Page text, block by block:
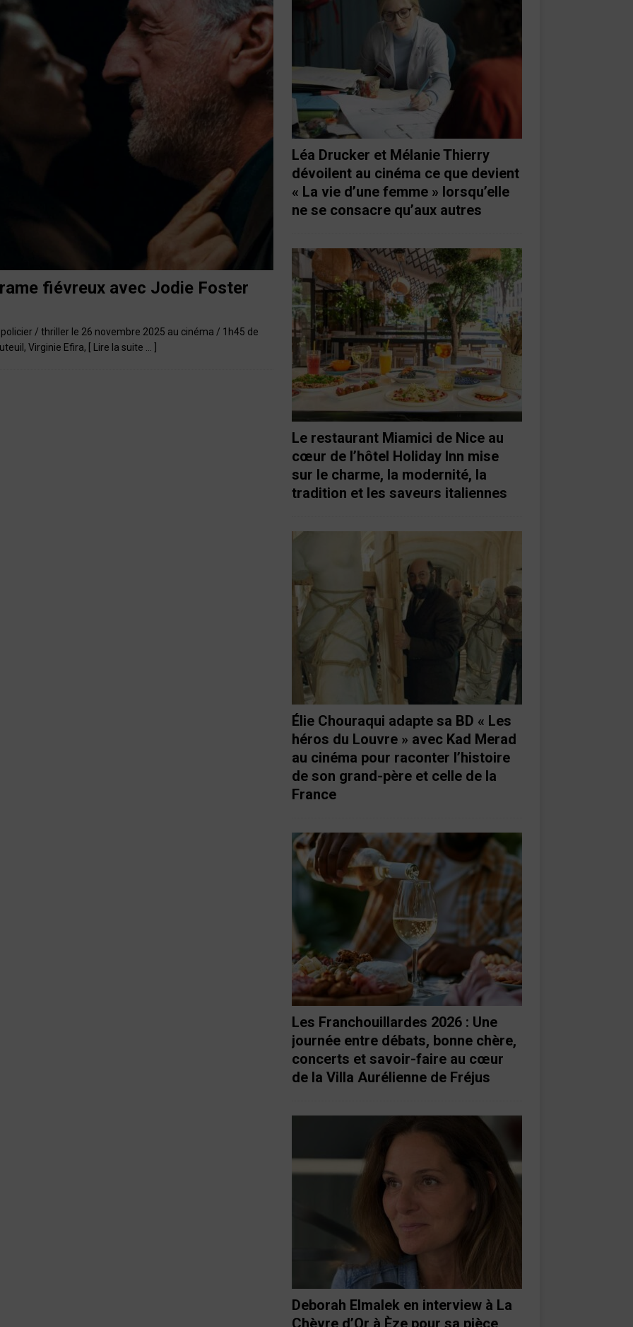
fiévreux avec Jodie Foster
/ thriller le 26 novembre 2025 au cinéma / 1h45 de
Virginie Efira,
[ Lire la suite … ]
Léa Drucker et Mélanie Thierry
dévoilent au cinéma ce que devient
« La vie d’une femme » lorsqu’elle
ne se consacre qu’aux autres
Le restaurant Miamici de Nice au
cœur de l’hôtel Holiday Inn mise
sur le charme, la modernité, la
tradition et les saveurs italiennes
Élie Chouraqui adapte sa BD « Les
héros du Louvre » avec Kad Merad
au cinéma pour raconter l’histoire
de son grand-père et celle de la
France
Les Franchouillardes 2026 : Une
journée entre débats, bonne chère,
concerts et savoir-faire au cœur
de la Villa Aurélienne de Fréjus
Deborah Elmalek en interview à La